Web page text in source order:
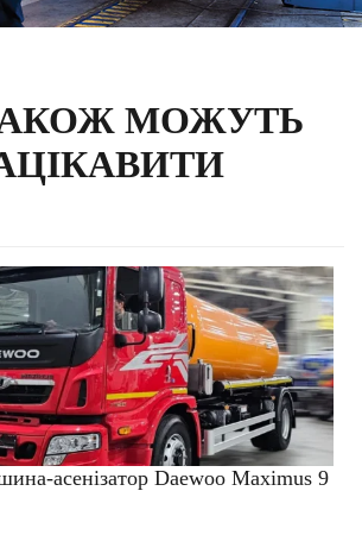
МОЖУТЬ
асенізатор Daewoo Maximus 9